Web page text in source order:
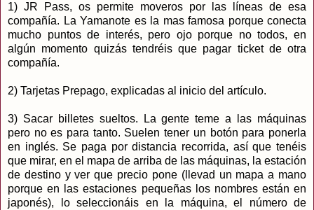
1) JR Pass, os permite moveros por las líneas de esa
compañía. La Yamanote es la mas famosa porque conecta
mucho puntos de interés, pero ojo porque no todos, en
algún momento quizás tendréis que pagar ticket de otra
compañía.
2) Tarjetas Prepago, explicadas al inicio del artículo.
3) Sacar billetes sueltos. La gente teme a las máquinas
pero no es para tanto. Suelen tener un botón para ponerla
en inglés. Se paga por distancia recorrida, así que tenéis
que mirar, en el mapa de arriba de las máquinas, la estación
de destino y ver que precio pone (llevad un mapa a mano
porque en las estaciones pequeñas los nombres están en
japonés), lo seleccionáis en la máquina, el número de